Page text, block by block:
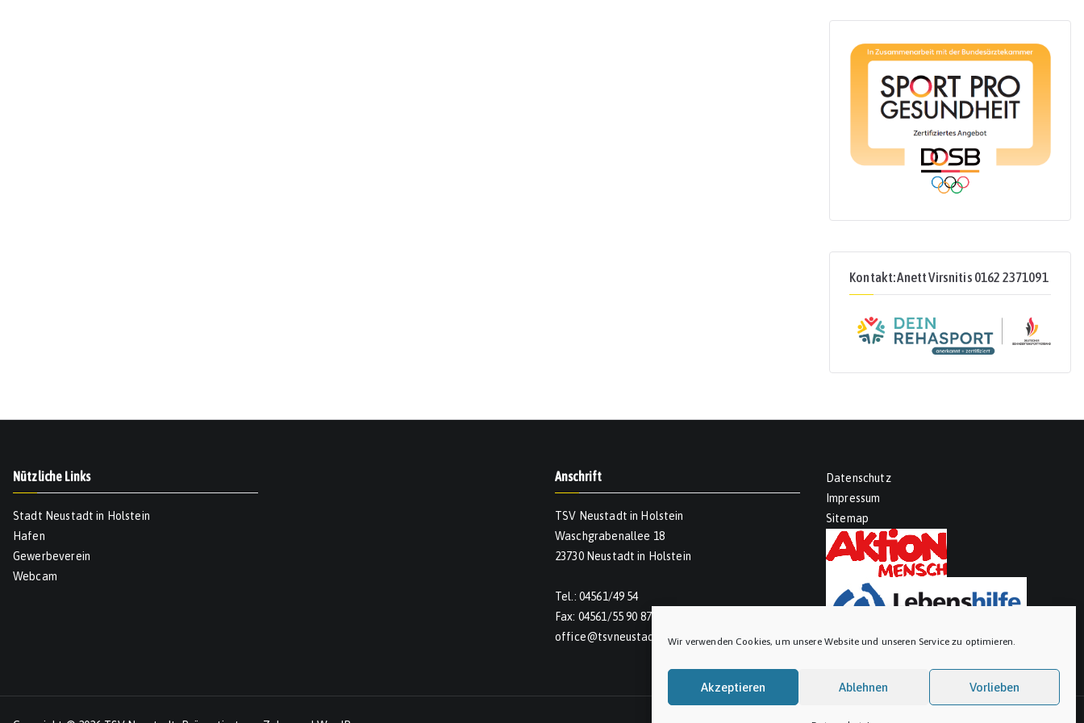
Wir verwenden Cookies, um unsere Website und unseren Service zu optimieren.
Akzeptieren Ablehnen Vorlieben
Kontakt: Anett Virsnitis 0162 2371091
Nützliche Links
Stadt Neustadt in Holstein
Hafen
Gewerbeverein
Webcam
Anschrift
TSV Neustadt in Holstein
Waschgrabenallee 18
23730 Neustadt in Holstein
Tel.: 04561/49 54
Fax: 04561/55 90 874
office@tsvneustadt.de
Datenschutz
Impressum
Sitemap